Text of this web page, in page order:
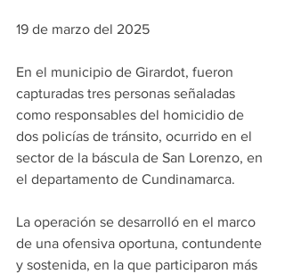
19 de marzo del 2025
En el municipio de Girardot, fueron
capturadas tres personas señaladas
como responsables del homicidio de
dos policías de tránsito, ocurrido en el
sector de la báscula de San Lorenzo, en
el departamento de Cundinamarca.
La operación se desarrolló en el marco
de una ofensiva oportuna, contundente
y sostenida, en la que participaron más